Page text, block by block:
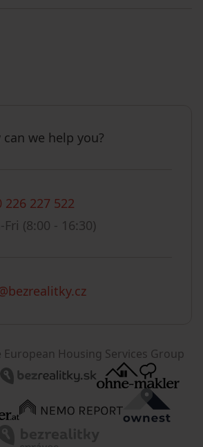
can we help you?
226 227 522
Fri (8:00 - 16:30)
Housing Services Group